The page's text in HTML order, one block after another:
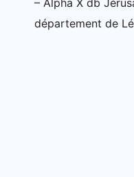
– Alpha X db
département de